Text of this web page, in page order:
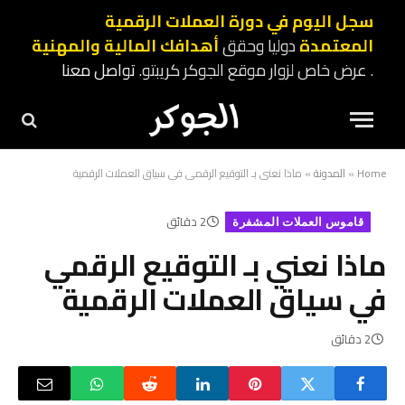
سجل اليوم في دورة العملات الرقمية
المعتمدةدوليا وحققأهدافك المالية والمهنية
. عرض خاص لزوار موقع الجوكر كريبتو.تواصل معنا
Home
» المدونة» ماذا نعني بـ التوقيع الرقمي في سياق العملات الرقمية
قاموس العملات المشفرة 2 دقائق
ماذا نعني بـ التوقيع الرقمي
في سياق العملات الرقمية
2 دقائق